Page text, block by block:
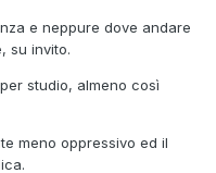
e neppure dove andare
su invito.
studio, almeno così
meno oppressivo ed il